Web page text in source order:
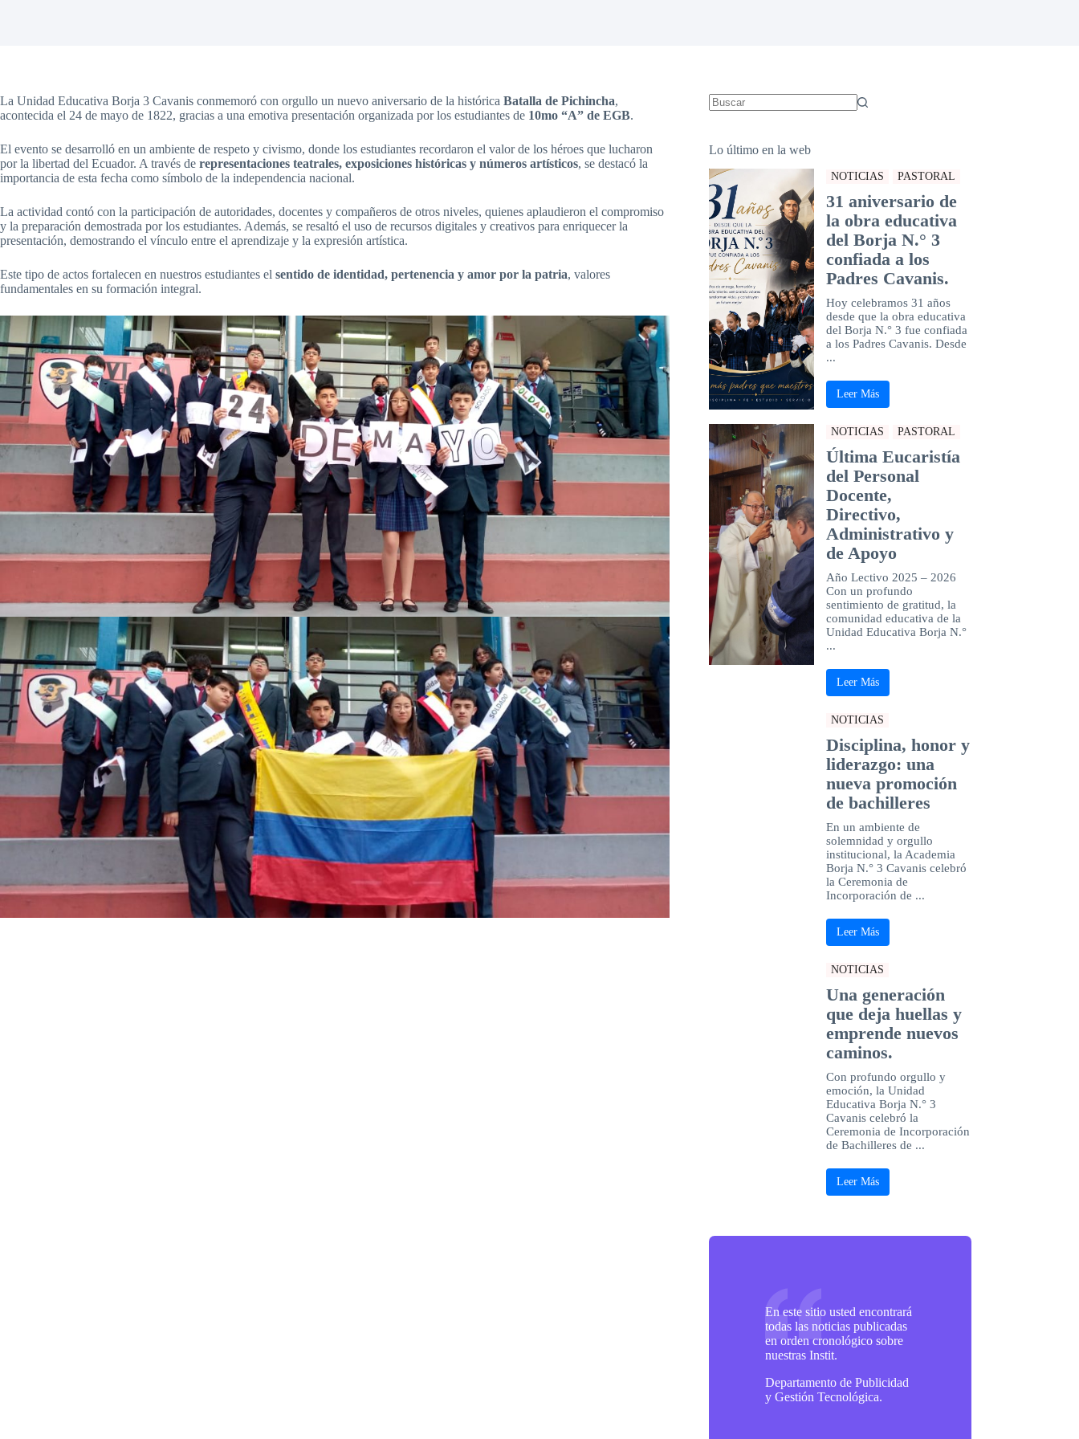
La Unidad Educativa Borja 3 Cavanis conmemoró con orgullo un nuevo aniversario de la histórica Batalla de Pichincha,
acontecida el 24 de mayo de 1822, gracias a una emotiva presentación organizada por los estudiantes de 10mo “A” de EGB.
El evento se desarrolló en un ambiente de respeto y civismo, donde los estudiantes recordaron el valor de los héroes que lucharon
por la libertad del Ecuador. A través de representaciones teatrales, exposiciones históricas y números artísticos, se destacó la
importancia de esta fecha como símbolo de la independencia nacional.
La actividad contó con la participación de autoridades, docentes y compañeros de otros niveles, quienes aplaudieron el compromiso
y la preparación demostrada por los estudiantes. Además, se resaltó el uso de recursos digitales y creativos para enriquecer la
presentación, demostrando el vínculo entre el aprendizaje y la expresión artística.
Este tipo de actos fortalecen en nuestros estudiantes el sentido de identidad, pertenencia y amor por la patria, valores
fundamentales en su formación integral.
Lo último en la web
NOTICIAS PASTORAL
31 aniversario de
la obra educativa
del Borja N.° 3
confiada a los
Padres Cavanis.
Hoy celebramos 31 años
desde que la obra educativa
del Borja N.° 3 fue confiada
a los Padres Cavanis. Desde
...
Leer Más
NOTICIAS PASTORAL
Última Eucaristía
del Personal
Docente,
Directivo,
Administrativo y
de Apoyo
Año Lectivo 2025 – 2026
Con un profundo
sentimiento de gratitud, la
comunidad educativa de la
Unidad Educativa Borja N.°
...
Leer Más
NOTICIAS
Disciplina, honor y
liderazgo: una
nueva promoción
de bachilleres
En un ambiente de
solemnidad y orgullo
institucional, la Academia
Borja N.° 3 Cavanis celebró
la Ceremonia de
Incorporación de ...
Leer Más
NOTICIAS
Una generación
que deja huellas y
emprende nuevos
caminos.
Con profundo orgullo y
emoción, la Unidad
Educativa Borja N.° 3
Cavanis celebró la
Ceremonia de Incorporación
de Bachilleres de ...
Leer Más
En este sitio usted encontrará
todas las noticias publicadas
en orden cronológico sobre
nuestras Instit.
Departamento de Publicidad
y Gestión Tecnológica.